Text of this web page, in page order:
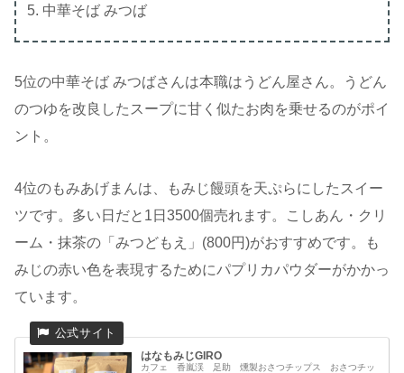
中華そば みつば
5位の中華そば みつばさんは本職はうどん屋さん。うどん
のつゆを改良したスープに甘く似たお肉を乗せるのがポイ
ント。
4位のもみあげまんは、もみじ饅頭を天ぷらにしたスイー
ツです。多い日だと1日3500個売れます。こしあん・クリ
ーム・抹茶の「みつどもえ」(800円)がおすすめです。も
みじの赤い色を表現するためにパプリカパウダーがかかっ
ています。
はなもみじGIRO
カフェ 香嵐渓 足助 燻製おさつチップス おさつチッ